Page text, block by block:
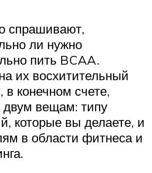
спрашивают,
ли нужно
пить BCAA.
их восхитительный
в конечном счете,
двум вещам: типу
которые вы делаете, и
в области фитнеса и